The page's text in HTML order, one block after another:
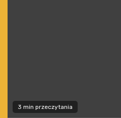
3 min przeczytania